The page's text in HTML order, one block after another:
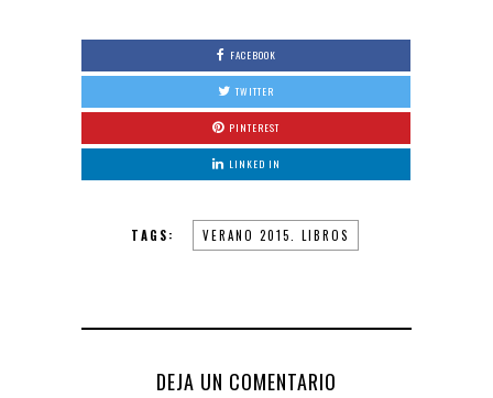
FACEBOOK
TWITTER
PINTEREST
LINKED IN
TAGS: VERANO 2015. LIBROS
DEJA UN COMENTARIO